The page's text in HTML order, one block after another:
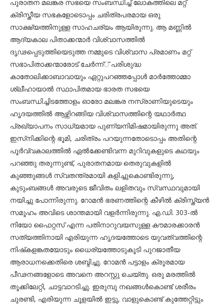
പുരാതന മലങ്കര സഭയെ സംബന്ധിച്ച് ലോകത്തിലെ മറ്റ്
ക്രിസ്തീയ സഭകളോടൊപ്പം ചരിത്രപരമായ ഒരു
സാക്ഷ്യത്തിനുള്ള സാഹചര്യം ആയിരുന്നു. ആ മണ്ണില്‍
ആദ്യകാല പിതാക്കന്മാര്‍ വിശ്വാസത്തില്‍
ദൃഢപ്പെടുത്തിയെടുത്ത നമ്മുടെ വിശ്വാസ പ്രമാണം മറ്റ്
സഭാപിതാക്കന്മാരോട് ചേര്‍ന്ന്് പരിശുദ്ധ
കാതോലിക്കാബാവായും ഏറ്റുപറഞ്ഞപ്പോള്‍ മാര്‍ത്തോമ്മാ
ശ്ലീഹായാല്‍ സ്ഥാപിതമായ ഭാരത സഭയെ
സംബന്ധിച്ചിടത്തോളം ഓരോ മലങ്കര നസ്രാണിയുടെയും
ഹൃദയത്തില്‍ ആഴ്ന്നിറങ്ങിയ വിശ്വാസത്തിന്റെ യഥാര്‍ത്ഥ
പ്രഖ്യാപനം സാധ്യമായ പുണ്യനിമിഷമായിരുന്നു അത്.
ഇസ്‌നിക്കിന്റെ ഭൂമി, ചരിത്രം പറയുന്നതോടൊപ്പം അതിന്റെ
പൂര്‍വ്വകാലത്തില്‍ ഏല്‍ക്കേണ്ടിവന്ന മുറിവുകളുടെ കഥയും
പറഞ്ഞു തരുന്നുണ്ട്, പുരാതനമായ തെരുവുകളില്‍
കുഞ്ഞുങ്ങള്‍ സ്വതന്ത്രമായി കളിച്ചുകൊണ്ടിരുന്നു,
കുടുംബങ്ങള്‍ അവരുടെ ജീവിതം ലളിതവും സ്വസ്ഥവുമായി
നയിച്ചു പോന്നിരുന്നു. റോമന്‍ ഭരണത്തിന്റെ കീഴില്‍ ക്രിസ്ത്യന്‍
സമൂഹം അവിടെ ശാന്തമായി വളര്‍ന്നിരുന്നു. എ.ഡി. 303-ല്‍
നിയോ ഫൈറ്റസ് എന്ന പതിനാറുവയസുള്ള കൗമാരക്കാരന്‍
സത്യത്തിനായി എരിയുന്ന ഹൃദയത്തോടെ യുവത്വത്തിന്റെ
നിഷ്‌കളങ്കതയോടും ധൈര്യത്തോടുകൂടി പുറജാതീയ
ആരാധനക്കെതിരെ ശബ്ദിച്ചു. റോമന്‍ പട്ടാളം ക്രൂരമായ
പീഢനങ്ങളോടെ അവനെ അറസ്റ്റു ചെയ്തു. ഒരു മരത്തില്‍
തൂക്കിലേറ്റി, ചാട്ടവാറടിച്ചു. ഇരുമ്പു നഖങ്ങള്‍കൊണ്ട് ശരീരം
ചുരണ്ടി, എരിയുന്ന ചൂളയില്‍ ഇട്ടു, വാളുകൊണ്ട് കുത്തേറ്റിട്ടും